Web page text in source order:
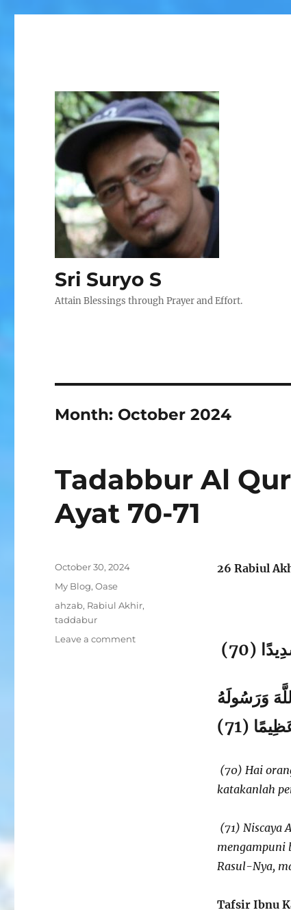
Sri Suryo S
Attain Blessings through Prayer and Effort.
Month: October 2024
Tadabbur Al
Ayat 70-71
26 Rabiul
(70)
وَرَسُولَهُ
(70) Hai
katakanlah
(71) Niscaya
mengampuni
Rasul-Nya,
Tafsir Ibnu
Posted
October 30, 2024
Categories
My Blog,Oase
Tags
ahzab, Rabiul Akhir,
taddabur
Leave a commenton